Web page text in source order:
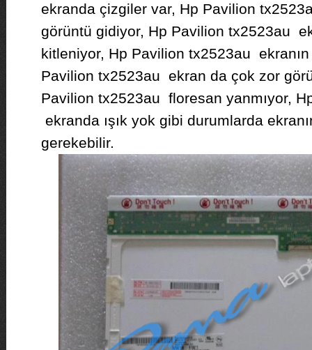
ekranda çizgiler var, Hp Pavilion
görüntü gidiyor, Hp Pavilion tx2523au
kitleniyor, Hp Pavilion tx2523au
Pavilion tx2523au ekran da çok zor
Pavilion tx2523au floresan yanmıyor,
ekranda ışık yok gibi durumlarda
gerekebilir.